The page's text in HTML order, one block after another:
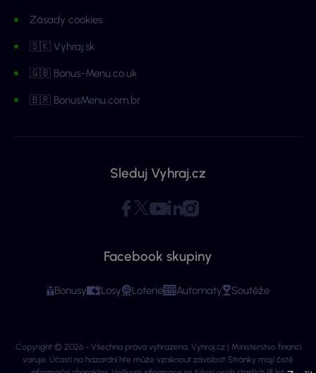
Zásady cookies
🇸🇰 Vyhraj.sk
🇬🇧 Bonus-Menu.co.uk
🇧🇷 BonusMenu.com.br
Sleduj Vyhraj.cz
Facebook skupiny
Bonusy Losy Loterie Automaty Soutěže
Copyright © 2026 - Všechna práva vyhrazena. Vyhraj.cz | Ministerstvo financí
varuje: Účastí na hazardní hře může vzniknout závislost! Stránky mají čistě